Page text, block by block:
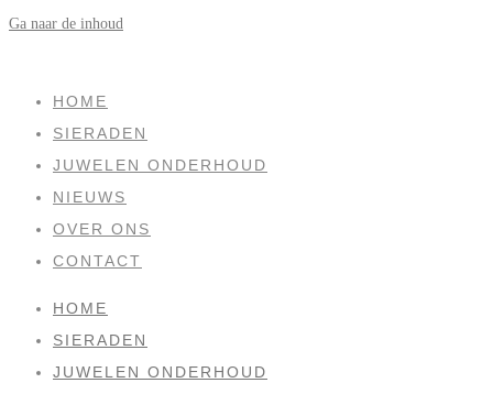
Ga naar de inhoud
HOME
SIERADEN
JUWELEN ONDERHOUD
NIEUWS
OVER ONS
CONTACT
HOME
SIERADEN
JUWELEN ONDERHOUD
SOLD